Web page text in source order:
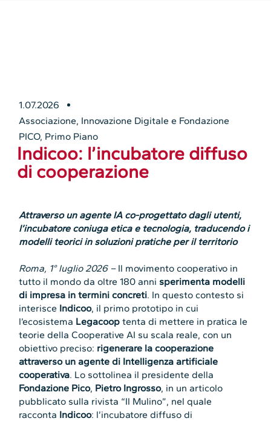
1.07.2026
Associazione, Innovazione Digitale e Fondazione
PICO, Primo Piano
Indicoo: l’incubatore diffuso
di cooperazione
Attraverso un agente IA co-progettato dagli utenti,
l’incubatore coniuga etica e tecnologia, traducendo i
modelli teorici in soluzioni pratiche per il territorio
Roma, 1° luglio 2026 –Il movimento cooperativo in
tutto il mondo da oltre 180 anni sperimenta modelli
di impresa in termini concreti. In questo contesto si
interisce Indicoo, il primo prototipo in cui
l’ecosistema Legacoop tenta di mettere in pratica le
teorie della Cooperative AI su scala reale, con un
obiettivo preciso: rigenerare la cooperazione
attraverso un agente di Intelligenza artificiale
cooperativa. Lo sottolinea il presidente della
Fondazione Pico, Pietro Ingrosso, in un articolo
pubblicato sulla rivista “Il Mulino”, nel quale
racconta Indicoo: l’incubatore diffuso di